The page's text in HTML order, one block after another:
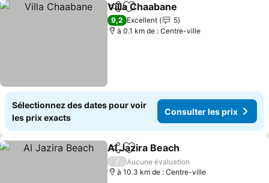
PartagerAjouter à mes favoris
Villa Chaabane
9,2 Excellent
5
à 0.1 km de : Centre-ville
Sélectionnez des dates pour voir
les prix exacts
Consulter les prix
PartagerAjouter à mes favoris
Al Jazira Beach
/
Aucune évaluation
à 10.3 km de : Centre-ville